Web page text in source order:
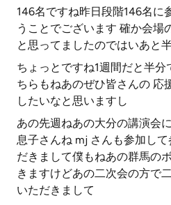
146名ですね昨日段階146名に
うことでございます 確か会場
と思ってましたのではいあと
ちょっとですね1週間だと半分
ちらもねあのぜひ皆さんの 応
したいなと思いますし
あの先週ねあの大分の講演会
息子さんね mj さんも参加し
だきまして僕もねあの群馬の
きますけどあの二次会の方で
いただきまして